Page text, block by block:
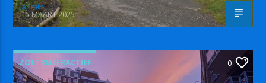
admin
15 MAART 2025
ZOETRMEERACTIEF 0